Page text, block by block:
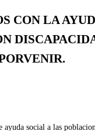
CON LA
social a las